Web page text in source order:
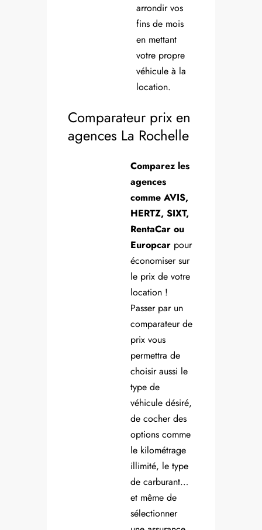
arrondir vos
fins de mois
en mettant
votre propre
véhicule à la
location.
Comparateur prix en
agences La Rochelle
Comparez les
agences
comme AVIS,
HERTZ, SIXT,
RentaCar ou
Europcar pour
économiser sur
le prix de votre
location !
Passer par un
comparateur de
prix vous
permettra de
choisir aussi le
type de
véhicule désiré,
de cocher des
options comme
le kilométrage
illimité, le type
de carburant…
et même de
sélectionner